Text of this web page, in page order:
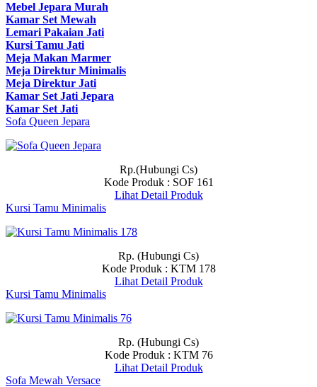
Mebel Jepara Murah
Kamar Set Mewah
Lemari Pakaian Jati
Kursi Tamu Jati
Meja Makan Marmer
Meja Direktur Minimalis
Meja Direktur Jati
Kamar Set Jati Jepara
Kamar Set Jati
Sofa Queen Jepara
Rp.(Hubungi Cs)
Kode Produk : SOF 161
Lihat Detail Produk
Kursi Tamu Minimalis
Rp. (Hubungi Cs)
Kode Produk : KTM 178
Lihat Detail Produk
Kursi Tamu Minimalis
Rp. (Hubungi Cs)
Kode Produk : KTM 76
Lihat Detail Produk
Sofa Mewah Versace